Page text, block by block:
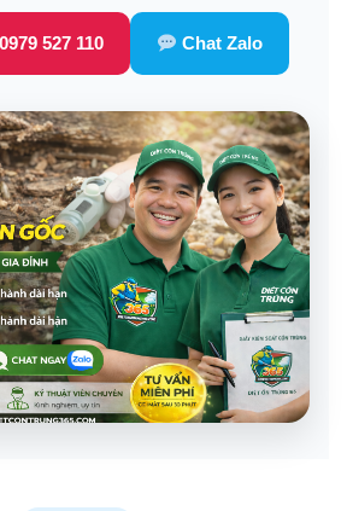
527 110 Chat Zalo